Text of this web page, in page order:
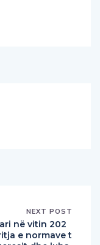
NEXT POST
në vitin 202
e normave t